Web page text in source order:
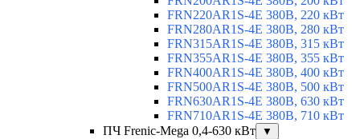
FRN220AR1S-4E 380В, 220 кВт
FRN280AR1S-4E 380В, 280 кВт
FRN315AR1S-4E 380В, 315 кВт
FRN355AR1S-4E 380В, 355 кВт
FRN400AR1S-4E 380В, 400 кВт
FRN500AR1S-4E 380В, 500 кВт
FRN630AR1S-4E 380В, 630 кВт
FRN710AR1S-4E 380В, 710 кВт
ПЧ Frenic-Mega 0,4-630 кВт
▼